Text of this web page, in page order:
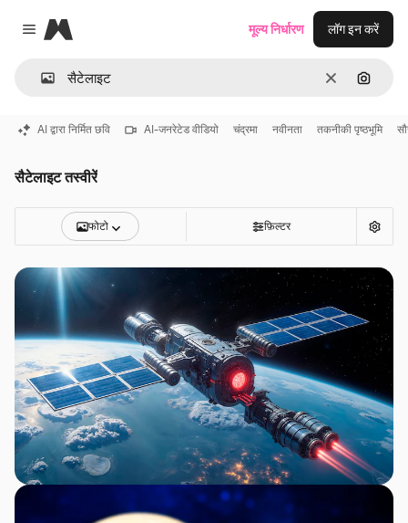
Close menu
Magnific
साफ़ इमेज से
मूल्य निर्धारण लॉग इन करें
AI द्वारा निर्मित छवि AI-जनरेटेड वीडियो चंद्रमा नवीनता तकनीकी पृष्ठभूमि
सैटेलाइट तस्वीरें
फोटो फ़िल्टर